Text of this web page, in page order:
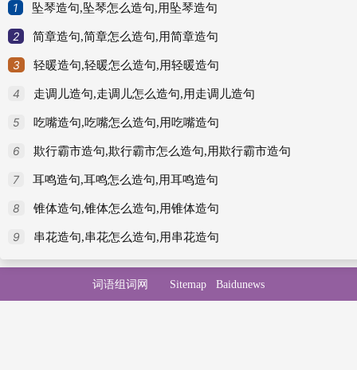
1 坠琴造句,坠琴怎么造句,用坠琴造句
2 简章造句,简章怎么造句,用简章造句
3 轻暖造句,轻暖怎么造句,用轻暖造句
4 走调儿造句,走调儿怎么造句,用走调儿造句
5 吃嘴造句,吃嘴怎么造句,用吃嘴造句
6 欺行霸市造句,欺行霸市怎么造句,用欺行霸市造句
7 耳鸣造句,耳鸣怎么造句,用耳鸣造句
8 锥体造句,锥体怎么造句,用锥体造句
9 串花造句,串花怎么造句,用串花造句
词语组词网 Sitemap Baidunews